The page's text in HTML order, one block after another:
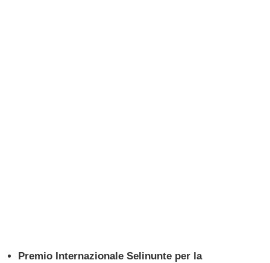
Premio Internazionale Selinunte per la